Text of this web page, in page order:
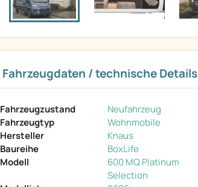
Fahrzeugdaten / technische Details
Fahrzeugzustand
Neufahrzeug
Fahrzeugtyp
Wohnmobile
Hersteller
Knaus
Baureihe
BoxLife
Modell
600 MQ Platinum
Selection